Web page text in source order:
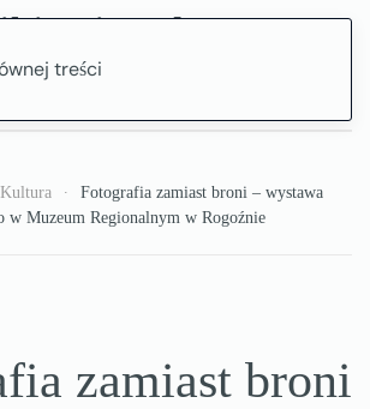
treści
Kultura
Fotografia zamiast broni – wystawa
w Muzeum Regionalnym w Rogoźnie
zamiast broni